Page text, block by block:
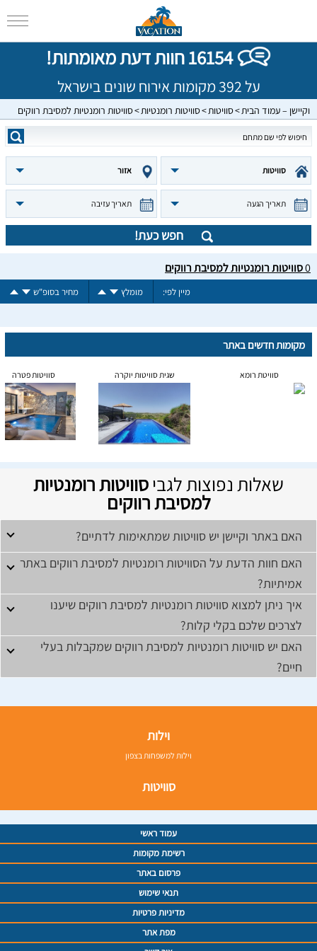
16154 חוות דעת מאומתות!
על 392 מקומות אירוח שונים בישראל
וקיישן – עמוד הבית סוויטות סוויטות רומנטיות סוויטות רומנטיות למסיבת רווקים
סוויטות אזור
תאריך הגעה תאריך עזיבה
חפש כעת!
0סוויטות רומנטיות למסיבת רווקים
מיין לפי: מומלץ מחיר בסופ"ש
מקומות חדשים באתר
סוויטת רומא שגית סוויטות יוקרה סוויטות פטרה
שאלות נפוצות לגביסוויטות רומנטיות
למסיבת רווקים
האם באתר וקיישן יש סוויטות שמתאימות לדתיים?
האם חוות הדעת על הסוויטות רומנטיות למסיבת רווקים באתר
אמיתיות?
איך ניתן למצוא סוויטות רומנטיות למסיבת רווקים שיענו
לצרכים שלכם בקלי קלות?
האם יש סוויטות רומנטיות למסיבת רווקים שמקבלות בעלי
חיים?
וילות
וילות למשפחות בצפון
סוויטות
עמוד ראשי
רשימת מקומות
פרסום באתר
תנאי שימוש
מדיניות פרטיות
מפת אתר